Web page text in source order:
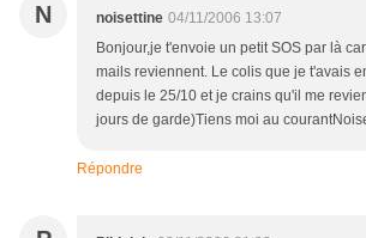
N noisettine 04/11/2006 13:07
Bonjour,je t'envoie un petit SOS par là
mails reviennent. Le colis que je t'avais
depuis le 25/10 et je crains qu'il me
jours de garde)Tiens moi au
Répondre